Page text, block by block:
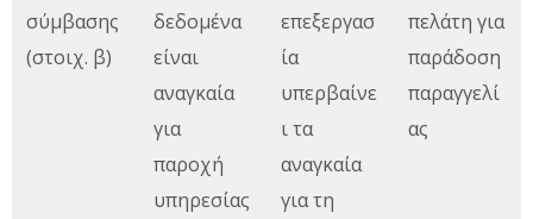
σύμβασης
(στοιχ. β)
δεδομένα
είναι
αναγκαία
για
παροχή
υπηρεσίας
επεξεργασ
ία
υπερβαίνε
ι τα
αναγκαία
για τη
πελάτη για
παράδοση
παραγγελί
ας